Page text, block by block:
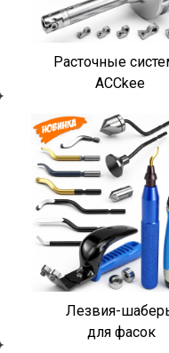
Расточные
ACCkee
Лезвия-
для фасок